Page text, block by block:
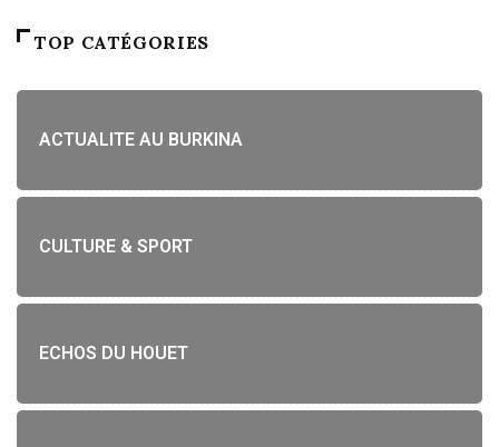
TOP CATÉGORIES
ACTUALITE AU BURKINA
CULTURE & SPORT
ECHOS DU HOUET